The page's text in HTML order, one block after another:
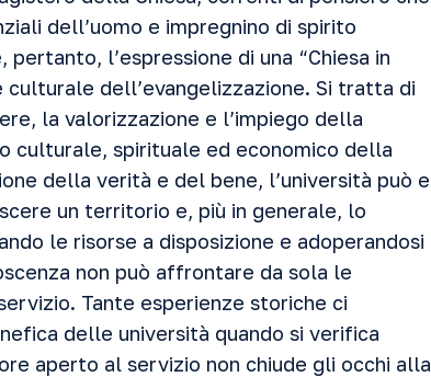
dell’uomo e impregnino di spirito
l’espressione di una “Chiesa in
dell’evangelizzazione. Si tratta di
la valorizzazione e l’impiego della
culturale, spirituale ed economico della
della verità e del bene, l’università può e
un territorio e, più in generale, lo
le risorse a disposizione e adoperandosi
non può affrontare da sola le
Tante esperienze storiche ci
delle università quando si verifica
aperto al servizio non chiude gli occhi alla